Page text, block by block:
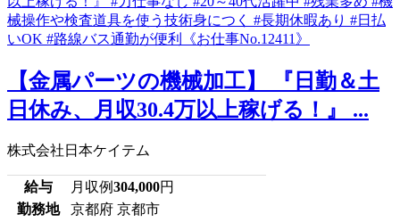
【金属パーツの機械加工】 『日勤＆土
日休み、月収30.4万以上稼げる！』 ...
株式会社日本ケイテム
給与 月収例304,000円
勤務地
京都府 京都市